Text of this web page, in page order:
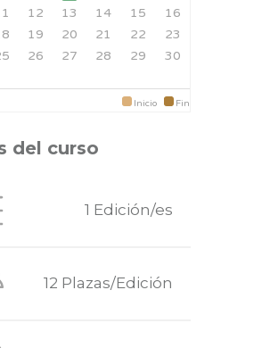
12 13 14 15
16
19 20 21 22
23
26 27 28 29
30
Inicio Fin
del curso
1 Edición/es
12 Plazas/Edición